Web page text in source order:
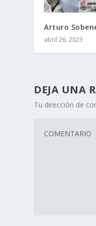
Arturo
abril 26, 2023
DEJA UNA
Tu dirección de